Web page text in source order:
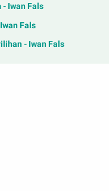
Iwan Fals
Fals
- Iwan Fals